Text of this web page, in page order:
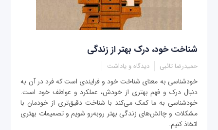
شناخت خود، درک بهتر از زندگی
حمیدرضا تائبی دیدگاه و یاداشت
خودشناسی به معنای شناخت خود و فرایندی است که فرد در آن به
دنبال درک و فهم بهتری از خودش، عملکرد و عواطف خود است.
خودشناسی به ما کمک می‌کند با شناخت دقیق‌تری از خودمان با
مشکلات و چالش‌های زندگی بهتر روبه‌رو شویم و تصمیمات بهتری
اتخاذ کنیم.